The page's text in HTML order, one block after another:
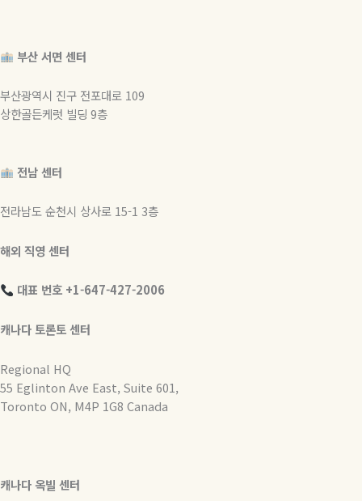
부산 서면 센터
부산광역시 진구 전포대로 109
상한골든케럿 빌딩 9층
전남 센터
전라남도 순천시 상사로 15-1 3층
해외 직영 센터
대표 번호 +1-647-427-2006
캐나다 토론토 센터
Regional HQ
55 Eglinton Ave East, Suite 601,
Toronto ON, M4P 1G8 Canada
캐나다 옥빌 센터